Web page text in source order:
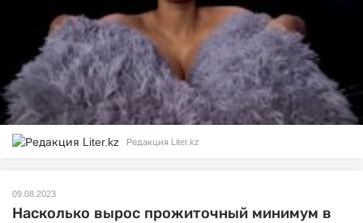
Редакция Liter.kz
09.08.2023
Насколько вырос прожиточный минимум в